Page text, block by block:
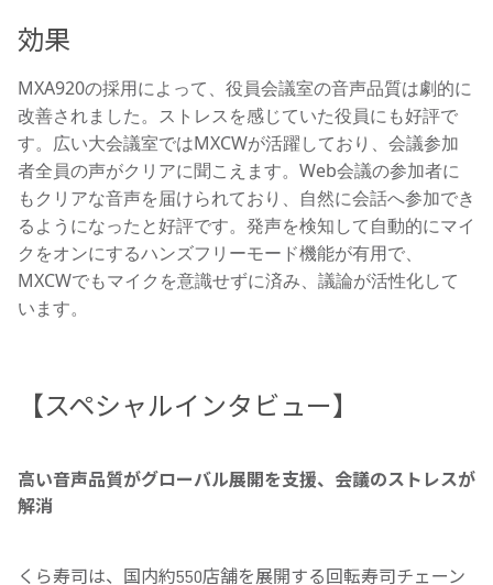
効果
MXA920の採用によって、役員会議室の音声品質は劇的に
改善されました。ストレスを感じていた役員にも好評で
す。広い大会議室ではMXCWが活躍しており、会議参加
者全員の声がクリアに聞こえます。Web会議の参加者に
もクリアな音声を届けられており、自然に会話へ参加でき
るようになったと好評です。発声を検知して自動的にマイ
クをオンにするハンズフリーモード機能が有用で、
MXCWでもマイクを意識せずに済み、議論が活性化して
います。
【スペシャルインタビュー】
高い音声品質がグローバル展開を支援、会議のストレスが
解消
くら寿司は、国内約550店舗を展開する回転寿司チェーン